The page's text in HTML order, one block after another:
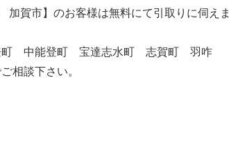
市】のお客様は無料にて引取りに伺えま
中能登町 宝達志水町 志賀町 羽咋
相談下さい。